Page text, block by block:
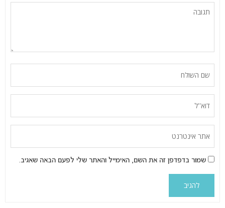
שמור בדפדפן זה את השם, האימייל והאתר שלי לפעם הבאה שאגיב.